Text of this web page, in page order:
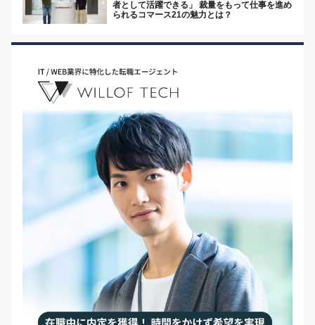
者として活躍できる」 裁量をもって仕事を進め
られるコマース21の魅力とは？